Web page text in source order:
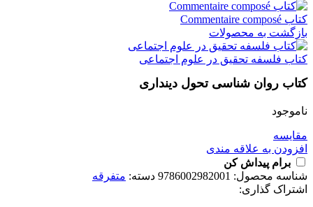
کتاب Commentaire composé
بازگشت به محصولات
کتاب فلسفه تحقیق در علوم اجتماعی
کتاب روان شناسی تحول دینداری
ناموجود
مقايسه
افزودن به علاقه مندی
برام پیداش کن
شناسه محصول: 9786002982001 دسته: متفرقه
اشتراک گذاری: